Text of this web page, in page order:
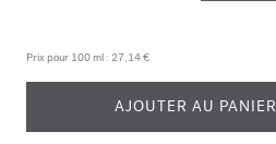
Prix pour 100 ml : 27,14 €
AJOUTER AU PANIER